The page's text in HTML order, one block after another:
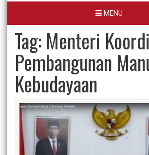
MENU
Tag: Menteri
Pembangunan
Kebudayaan